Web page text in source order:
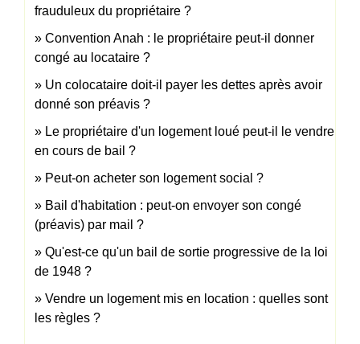
frauduleux du propriétaire ?
Convention Anah : le propriétaire peut-il donner
congé au locataire ?
Un colocataire doit-il payer les dettes après avoir
donné son préavis ?
Le propriétaire d'un logement loué peut-il le vendre
en cours de bail ?
Peut-on acheter son logement social ?
Bail d'habitation : peut-on envoyer son congé
(préavis) par mail ?
Qu'est-ce qu'un bail de sortie progressive de la loi
de 1948 ?
Vendre un logement mis en location : quelles sont
les règles ?